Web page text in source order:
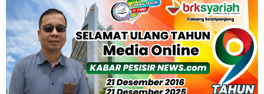
rangsang,hadirkan negara di teras NKRI
Dukung Swasembada Pangan Nasional, Polsek Merbau
Sambangi Petani Umbi di Desa Mayang Sari.